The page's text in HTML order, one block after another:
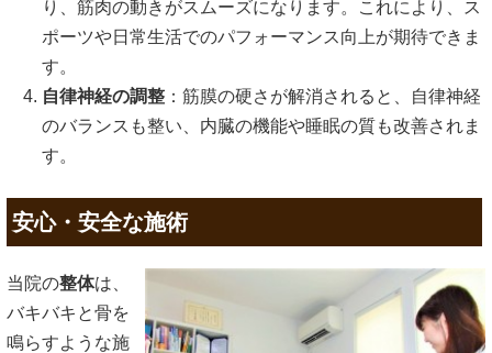
り、筋肉の動きがスムーズになります。これにより、ス
ポーツや日常生活でのパフォーマンス向上が期待できま
す。
自律神経の調整 ：筋膜の硬さが解消されると、自律神経
のバランスも整い、内臓の機能や睡眠の質も改善されま
す。
安心・安全な施術
当院の整体は、
バキバキと骨を
鳴らすような施